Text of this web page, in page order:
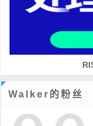
培养
Walker的粉丝